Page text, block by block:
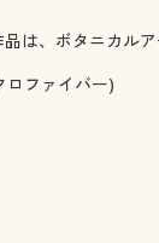
は、ボタニカル
ファイバー)